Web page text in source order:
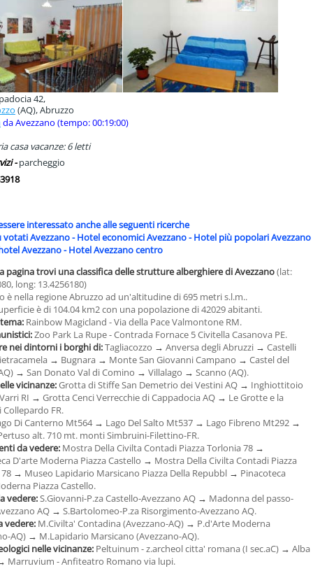
42,
(AQ), Abruzzo
da Avezzano (tempo: 00:19:00)
casa vacanze: 6 letti
-parcheggio
interessato anche alle seguenti ricerche
votati Avezzano-Hotel economici Avezzano-Hotel più popolari Avezzano
Avezzano-Hotel Avezzano centro
pagina trovi una classifica delle strutture alberghiere di Avezzano(lat:
long: 13.4256180)
è nella regione Abruzzo ad un'altitudine di 695 metri s.l.m..
è di 104.04 km2 con una popolazione di 42029 abitanti.
Rainbow Magicland - Via della Pace Valmontone RM.
Zoo Park La Rupe - Contrada Fornace 5 Civitella Casanova PE.
nei dintorni i borghi di:Tagliacozzo → Anversa degli Abruzzi → Castelli
→ Bugnara → Monte San Giovanni Campano → Castel del
→ San Donato Val di Comino → Villalago → Scanno (AQ).
vicinanze:Grotta di Stiffe San Demetrio dei Vestini AQ → Inghiottitoio
RI → Grotta Cenci Verrecchie di Cappadocia AQ → Le Grotte e la
Collepardo FR.
Di Canterno Mt564 → Lago Del Salto Mt537 → Lago Fibreno Mt292 →
alt. 710 mt. monti Simbruini-Filettino-FR.
da vedere: Mostra Della Civilta Contadi Piazza Torlonia 78 →
D'arte Moderna Piazza Castello → Mostra Della Civilta Contadi Piazza
→ Museo Lapidario Marsicano Piazza Della Repubbl → Pinacoteca
Piazza Castello.
vedere:S.Giovanni-P.za Castello-Avezzano AQ → Madonna del passo-
AQ → S.Bartolomeo-P.za Risorgimento-Avezzano AQ.
vedere: M.Civilta' Contadina (Avezzano-AQ) → P.d'Arte Moderna
AQ) → M.Lapidario Marsicano (Avezzano-AQ).
nelle vicinanze: Peltuinum - z.archeol citta' romana (I sec.aC) → Alba
Marruvium - Anfiteatro Romano via lupi.